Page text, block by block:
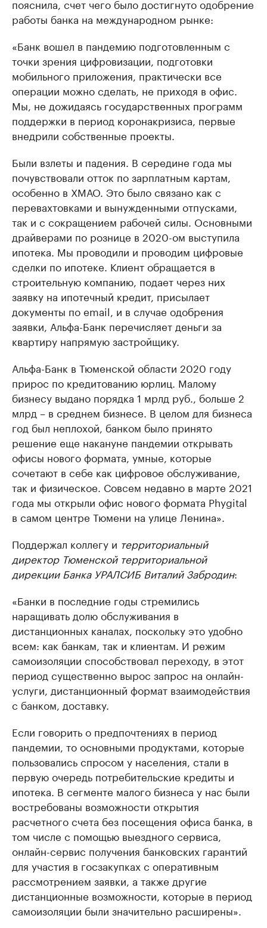
пояснила, счет чего было достигнуто одобрение
работы банка на международном рынке:
«Банк вошел в пандемию подготовленным с
точки зрения цифровизации, подготовки
мобильного приложения, практически все
операции можно сделать, не приходя в офис.
Мы, не дожидаясь государственных программ
поддержки в период коронакризиса, первые
внедрили собственные проекты.
Были взлеты и падения. В середине года мы
почувствовали отток по зарплатным картам,
особенно в ХМАО. Это было связано как с
перевахтовками и вынужденными отпусками,
так и с сокращением рабочей силы. Основными
драйверами по рознице в 2020-ом выступила
ипотека. Мы проводили и проводим цифровые
сделки по ипотеке. Клиент обращается в
строительную компанию, подает через них
заявку на ипотечный кредит, присылает
документы по email, и в случае одобрения
заявки, Альфа-Банк перечисляет деньги за
квартиру напрямую застройщику.
Альфа-Банк в Тюменской области 2020 году
прирос по кредитованию юрлиц. Малому
бизнесу выдано порядка 1 мрлд руб., больше 2
млрд – в среднем бизнесе. В целом для бизнеса
год был неплохой, банком было принято
решение еще накануне пандемии открывать
офисы нового формата, умные, которые
сочетают в себе как цифровое обслуживание,
так и физическое. Совсем недавно в марте 2021
года мы открыли офис нового формата Phygital
в самом центре Тюмени на улице Ленина».
Поддержал коллегу и территориальный
директор Тюменской территориальной
дирекции Банка УРАЛСИБ Виталий Забродин:
«Банки в последние годы стремились
наращивать долю обслуживания в
дистанционных каналах, поскольку это удобно
всем: как банкам, так и клиентам. И режим
самоизоляции способствовал переходу, в этот
период существенно вырос запрос на онлайн-
услуги, дистанционный формат взаимодействия
с банком, доставку.
Если говорить о предпочтениях в период
пандемии, то основными продуктами, которые
пользовались спросом у населения, стали в
первую очередь потребительские кредиты и
ипотека. В сегменте малого бизнеса у нас были
востребованы возможности открытия
расчетного счета без посещения офиса банка, в
том числе с помощью выездного сервиса,
онлайн-сервис получения банковских гарантий
для участия в госзакупках с оперативным
рассмотрением заявки, а также другие
дистанционные возможности, которые в период
самоизоляции были значительно расширены».